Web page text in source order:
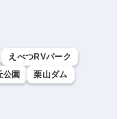
えべつRVパーク
公園
栗山ダム